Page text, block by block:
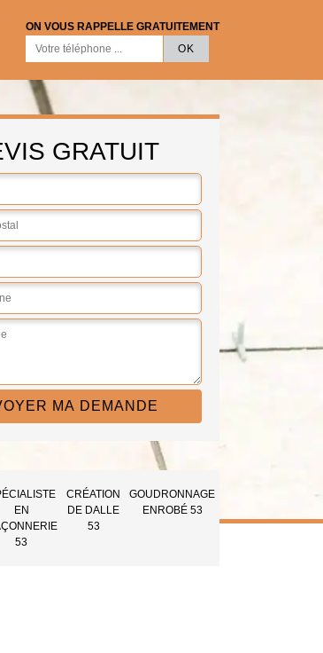
ON VOUS RAPPELLE GRATUITEMENT
GRATUIT
EN
53
CRÉATION
DE DALLE
53
GOUDRONNAGE
ENROBÉ 53